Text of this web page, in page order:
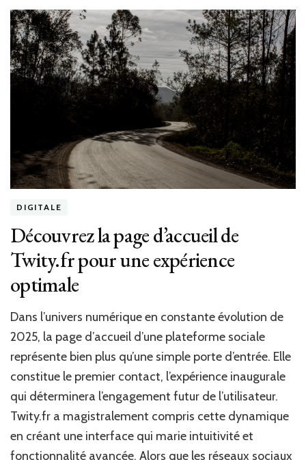
sur
Le
Guide
:
Votre
Portail
la
Réussite
DIGITALE
Découvrez la page d’accueil de
Twity.fr pour une expérience
optimale
Dans l’univers numérique en constante évolution de
2025, la page d’accueil d’une plateforme sociale
représente bien plus qu’une simple porte d’entrée. Elle
constitue le premier contact, l’expérience inaugurale
qui déterminera l’engagement futur de l’utilisateur.
Twity.fr a magistralement compris cette dynamique
en créant une interface qui marie intuitivité et
fonctionnalité avancée. Alors que les réseaux sociaux